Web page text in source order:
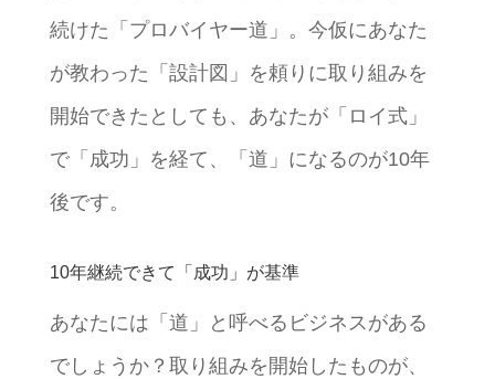
続けた「プロバイヤー道」。今仮にあなた
が教わった「設計図」を頼りに取り組みを
開始できたとしても、あなたが「ロイ式」
で「成功」を経て、「道」になるのが10年
後です。
10年継続できて「成功」が基準
あなたには「道」と呼べるビジネスがある
でしょうか？取り組みを開始したものが、